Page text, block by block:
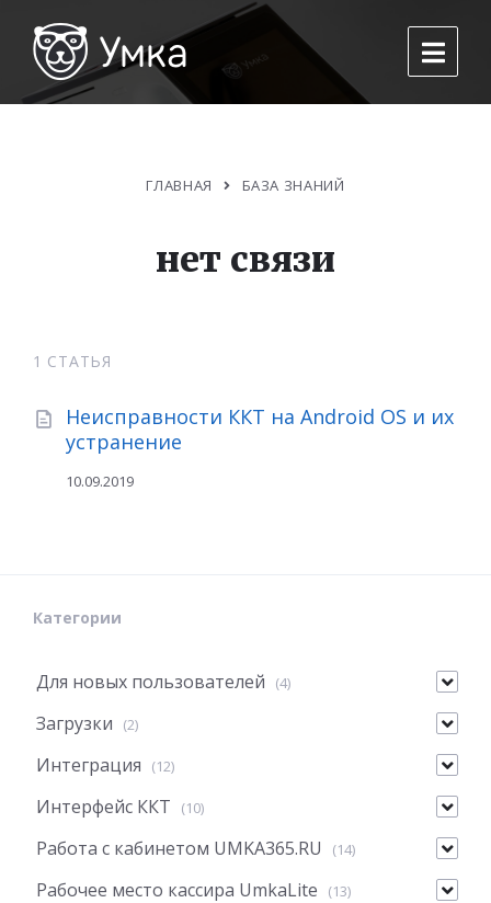
ГЛАВНАЯ БАЗА ЗНАНИЙ
нет связи
1 СТАТЬЯ
Неисправности ККТ на Android OS и их
устранение
10.09.2019
Категории
Для новых пользователей (4)
Загрузки (2)
Интеграция (12)
Интерфейс ККТ (10)
Работа с кабинетом UMKA365.RU (14)
Рабочее место кассира UmkaLite (13)